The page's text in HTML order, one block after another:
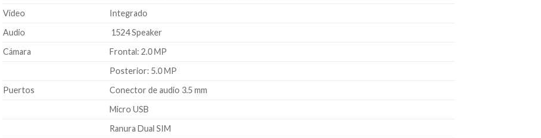
Vídeo
Integrado
Audio
1524 Speaker
Cámara
Frontal: 2.0 MP
Posterior: 5.0 MP
Puertos
Conector de audio 3.5 mm
Micro USB
Ranura Dual SIM